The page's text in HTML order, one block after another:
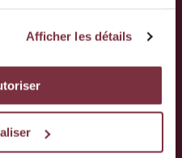
Afficher les détails
Club 1890 SA
Jeunes
Lancy